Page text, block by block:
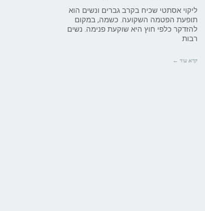
ליקוי אסתטי שכיח בקרב גברים ונשים הוא
תופעת הפטמה השקועה. כשמה, במקום
להזדקר כלפי חוץ היא שוקעת פנימה. נשים
רבות
קרא עוד ←